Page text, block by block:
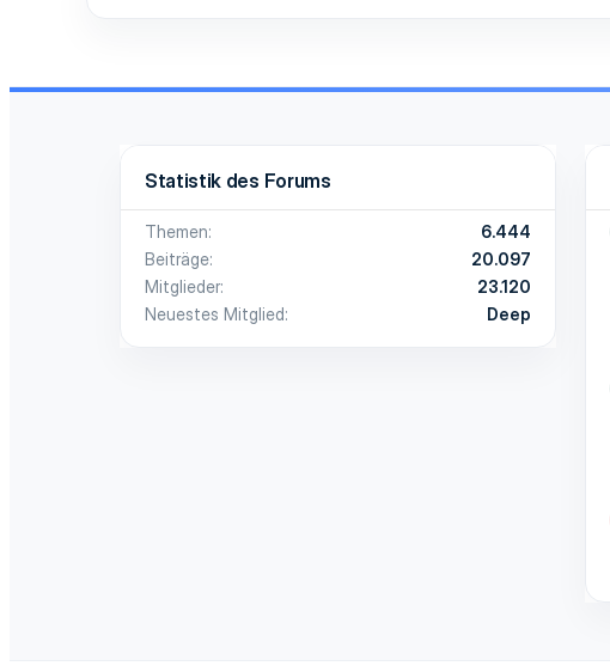
Statistik des Forums
Themen
6.444
Beiträge
20.097
Mitglieder
23.120
Neuestes Mitglied
Deep